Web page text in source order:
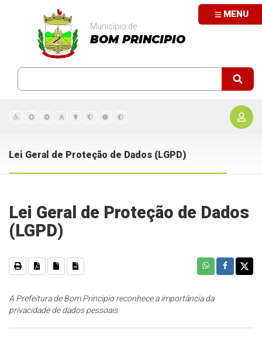
MENU
Município de
BOM PRINCIPIO
Lei Geral de Proteção de Dados (LGPD)
Lei Geral de Proteção de Dados
(LGPD)
A Prefeitura de Bom Principio reconhece a importância da
privacidade de dados pessoais.